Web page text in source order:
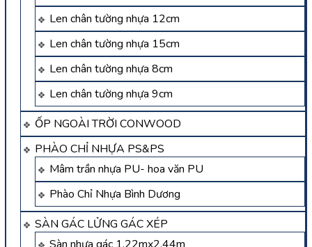
Len chân tường nhựa 12cm
Len chân tường nhựa 15cm
Len chân tường nhựa 8cm
Len chân tường nhựa 9cm
ỐP NGOÀI TRỜI CONWOOD
PHÀO CHỈ NHỰA PS&PS
Mâm trần nhựa PU- hoa văn PU
Phào Chỉ Nhựa Bình Dương
SÀN GÁC LỬNG GÁC XÉP